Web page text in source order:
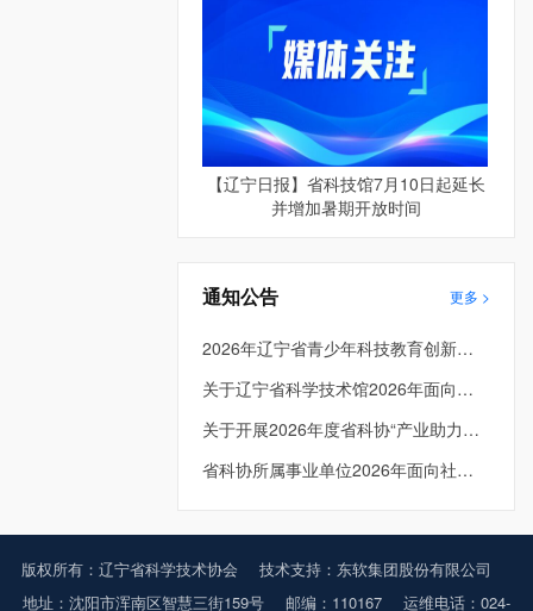
【辽宁日报】省科技馆7月10日起延长
并增加暑期开放时间
通知公告 更多 >
2026年辽宁省青少年科技教育创新成果大赛成绩公示
关于辽宁省科学技术馆2026年面向社会公开招聘进入面试考生总成绩及体检人员名单的公告
关于开展2026年度省科协“产业助力工程” 项目申报工作的通知
省科协所属事业单位2026年面向社会公开招聘工作人员面试公告
版权所有：辽宁省科学技术协会
技术支持：东软集团股份有限公司
地址：沈阳市浑南区智慧三街159号
邮编：110167 运维电话：024-